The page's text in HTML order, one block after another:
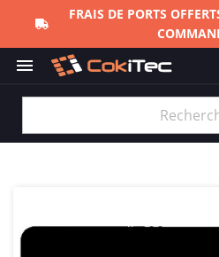
FRAIS DE PORTS
